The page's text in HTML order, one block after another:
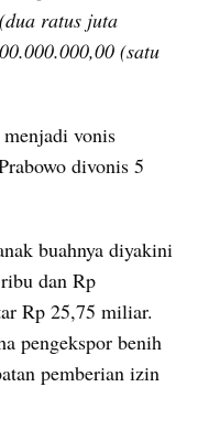
ratus juta
(satu
vonis
divonis 5
buahnya diyakini
dan Rp
Rp 25,75 miliar.
pengekspor benih
pemberian izin